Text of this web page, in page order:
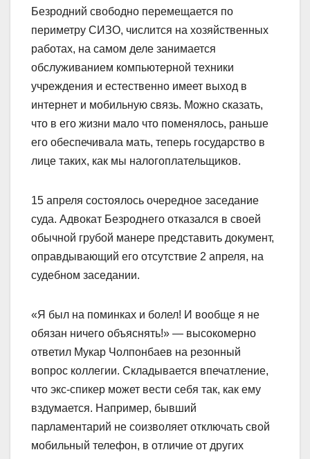
Безродний свободно перемещается по
периметру СИЗО, числится на хозяйственных
работах, на самом деле занимается
обслуживанием компьютерной техники
учреждения и естественно имеет выход в
интернет и мобильную связь. Можно сказать,
что в его жизни мало что поменялось, раньше
его обеспечивала мать, теперь государство в
лице таких, как мы налогоплательщиков.
15 апреля состоялось очередное заседание
суда. Адвокат Безроднего отказался в своей
обычной грубой манере представить документ,
оправдывающий его отсутствие 2 апреля, на
судебном заседании.
«Я был на поминках и болел! И вообще я не
обязан ничего объяснять!» — высокомерно
ответил Мукар Чолпонбаев на резонный
вопрос коллегии. Складывается впечатление,
что экс-спикер может вести себя так, как ему
вздумается. Например, бывший
парламентарий не соизволяет отключать свой
мобильный телефон, в отличие от других